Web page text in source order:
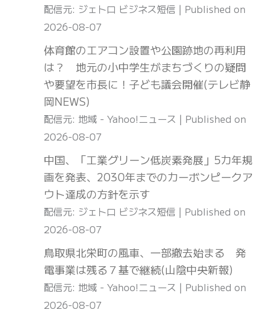
配信元: ジェトロ ビジネス短信
Published on
2026-08-07
体育館のエアコン設置や公園跡地の再利用
は？ 地元の小中学生がまちづくりの疑問
や要望を市長に！子ども議会開催(テレビ静
岡NEWS)
配信元: 地域 - Yahoo!ニュース
Published on
2026-08-07
中国、「工業グリーン低炭素発展」5カ年規
画を発表、2030年までのカーボンピークア
ウト達成の方針を示す
配信元: ジェトロ ビジネス短信
Published on
2026-08-07
鳥取県北栄町の風車、一部撤去始まる 発
電事業は残る７基で継続(山陰中央新報)
配信元: 地域 - Yahoo!ニュース
Published on
2026-08-07